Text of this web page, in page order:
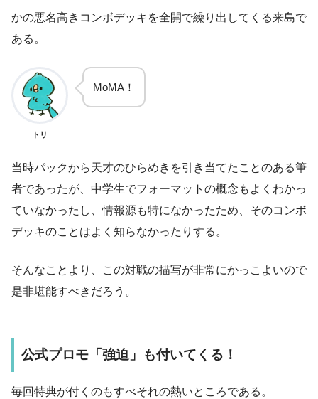
かの悪名高きコンボデッキを全開で繰り出してくる来島で
ある。
トリ
MoMA！
当時パックから天才のひらめきを引き当てたことのある筆
者であったが、中学生でフォーマットの概念もよくわかっ
ていなかったし、情報源も特になかったため、そのコンボ
デッキのことはよく知らなかったりする。
そんなことより、この対戦の描写が非常にかっこよいので
是非堪能すべきだろう。
公式プロモ「強迫」も付いてくる！
毎回特典が付くのもすべそれの熱いところである。